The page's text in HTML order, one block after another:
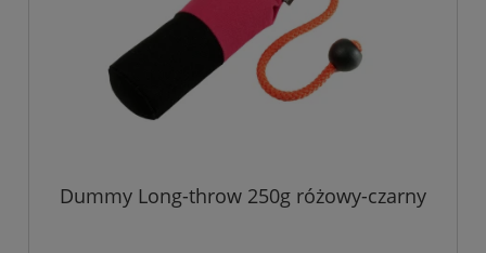
Dummy Long-throw 250g różowy-czarny